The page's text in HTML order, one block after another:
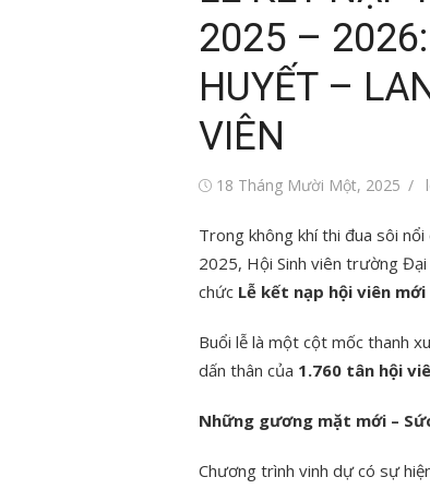
2025 –
HUYẾT –
VIÊN
Đăng18 Tháng Mười Một, 2025
Trong không khí thi đua sôi
2025, Hội Sinh viên trường
chức Lễ kết nạp hội viên mới
Buổi lễ là một cột mốc thanh
dấn thân của 1.760 tân hội
Những gương mặt mới –
Chương trình vinh dự có sự